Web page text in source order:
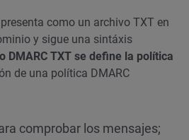
como un archivo TXT en
y sigue una sintáxis
DMARC TXT se define la política
de una política DMARC
comprobar los mensajes;